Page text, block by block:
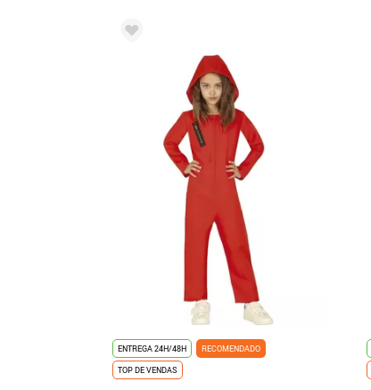
ENTREGA 24H/48H
RECOMENDADO
TOP DE VENDAS